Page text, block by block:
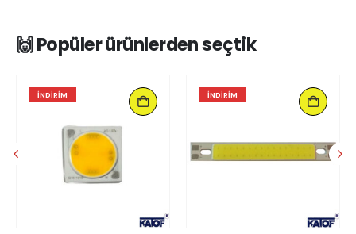
🙌 Popüler ürünlerden seçtik
İNDIRIM İNDIRIM